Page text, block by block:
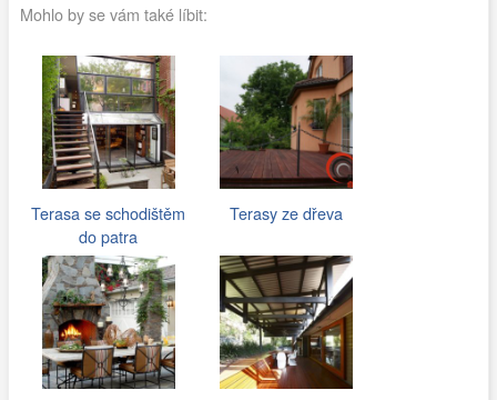
Mohlo by se vám také líbit:
Terasa se schodištěm
do patra
Terasy ze dřeva